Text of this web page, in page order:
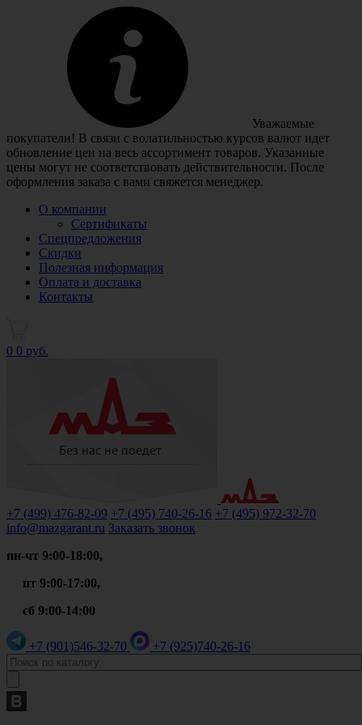
Уважаемые
покупатели! В связи с волатильностью курсов валют идет
обновление цен на весь ассортимент товаров. Указанные
цены могут не соответствовать действительности. После
оформления заказа с вами свяжется менеджер.
О компании
Сертификаты
Спецпредложения
Скидки
Полезная информация
Оплата и доставка
Контакты
0 0 руб.
+7 (499) 476-82-09 +7 (495) 740-26-16 +7 (495) 972-32-70
info@mazgarant.ru Заказать звонок
пн-чт 9:00-18:00,
пт 9:00-17:00,
сб 9:00-14:00
+7 (901)546-32-70 +7 (925)740-26-16